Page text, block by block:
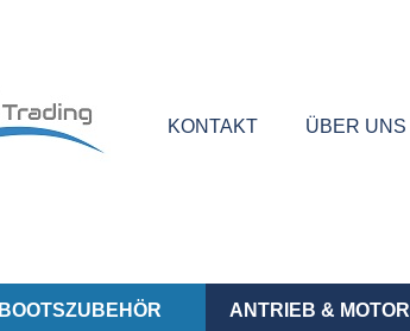
KONTAKT ÜBER UNS
BOOTSZUBEHÖR ANTRIEB & MOTOR